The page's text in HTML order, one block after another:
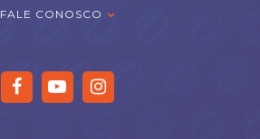
FALE CONOSCO